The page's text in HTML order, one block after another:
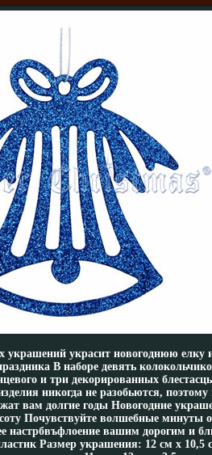
украсит новогоднюю елку и
В наборе девять
и три декорированных
никогда не разобьются,
вам долгие годы Новогодние
Почувствуйте волшебные минуты
настрбвъфлоение вашим дорогим и
Размер украшения: 12 см х 10,5